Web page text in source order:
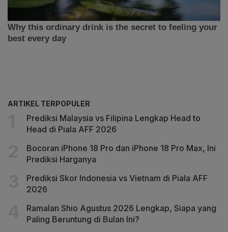
ARTIKEL TERPOPULER
Prediksi Malaysia vs Filipina Lengkap Head to
Head di Piala AFF 2026
Bocoran iPhone 18 Pro dan iPhone 18 Pro Max, Ini
Prediksi Harganya
Prediksi Skor Indonesia vs Vietnam di Piala AFF
2026
Ramalan Shio Agustus 2026 Lengkap, Siapa yang
Paling Beruntung di Bulan Ini?